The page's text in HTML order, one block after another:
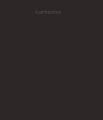
Contactos